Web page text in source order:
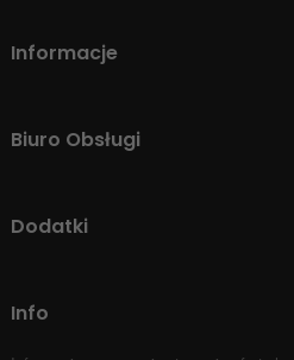
Informacje
Biuro Obsługi
Dodatki
Info